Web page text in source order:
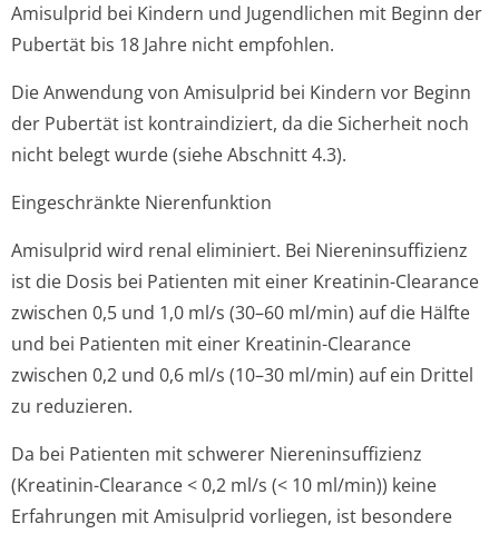
Amisulprid bei Kindern und Jugendlichen mit Beginn der
Pubertät bis 18 Jahre nicht empfohlen.
Die Anwendung von Amisulprid bei Kindern vor Beginn
der Pubertät ist kontraindiziert, da die Sicherheit noch
nicht belegt wurde (siehe Abschnitt 4.3).
Eingeschränkte Nierenfunktion
Amisulprid wird renal eliminiert. Bei Niereninsuffizienz
ist die Dosis bei Patienten mit einer Kreatinin-Clearance
zwischen 0,5 und 1,0 ml/s (30–60 ml/min) auf die Hälfte
und bei Patienten mit einer Kreatinin-Clearance
zwischen 0,2 und 0,6 ml/s (10–30 ml/min) auf ein Drittel
zu reduzieren.
Da bei Patienten mit schwerer Niereninsuffizienz
(Kreatinin-Clearance < 0,2 ml/s (< 10 ml/min)) keine
Erfahrungen mit Amisulprid vorliegen, ist besondere